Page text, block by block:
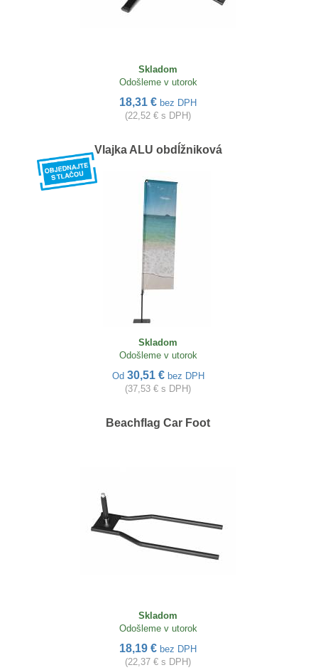
Skladom
Odošleme v utorok
18,31 € bez DPH
(22,52 € s DPH)
Vlajka ALU obdĺžniková
Skladom
Odošleme v utorok
Od 30,51 € bez DPH
(37,53 € s DPH)
Beachflag Car Foot
Skladom
Odošleme v utorok
18,19 € bez DPH
(22,37 € s DPH)